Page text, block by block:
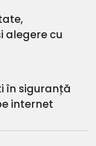
alegere cu
în siguranță
internet